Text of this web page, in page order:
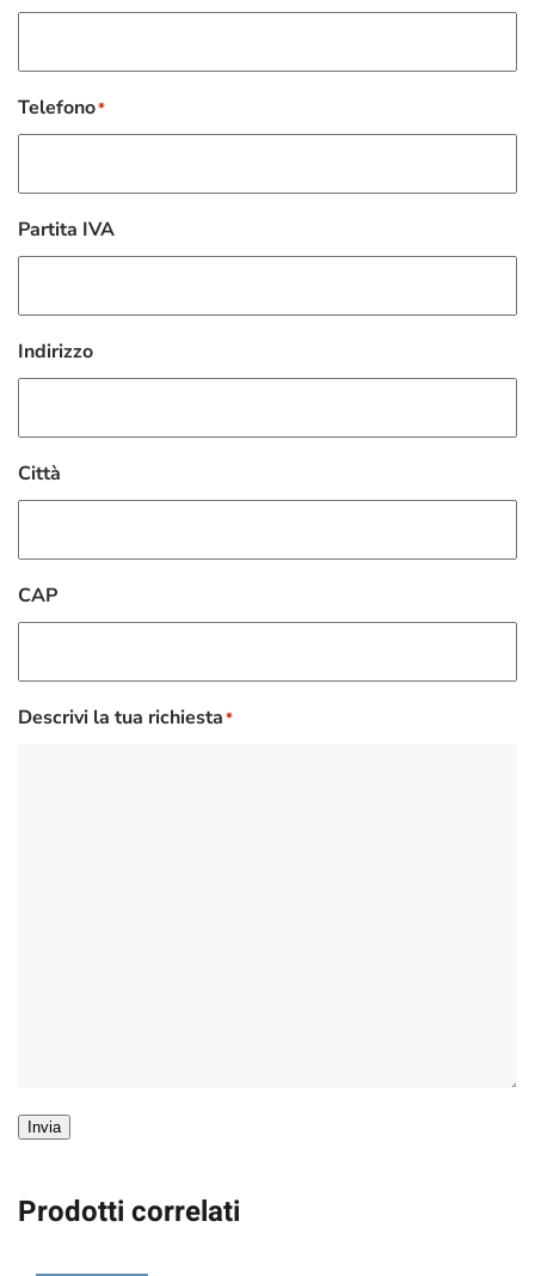
Telefono*
Partita IVA
Indirizzo
Città
CAP
Descrivi la tua richiesta*
Invia
Prodotti correlati